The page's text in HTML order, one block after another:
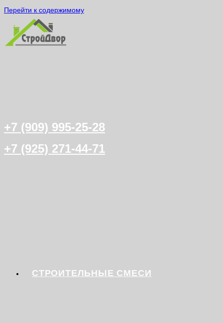
Перейти к содержимому
+7 (909) 995-25-28
+7 (925) 271-44-71
СТРОИТЕЛЬНЫЕ СМЕСИ